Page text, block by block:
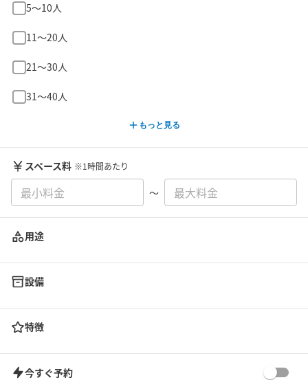
5〜10人
11〜20人
21〜30人
31〜40人
もっと見る
スペース料 ※1時間あたり
〜
用途
設備
特徴
今すぐ予約